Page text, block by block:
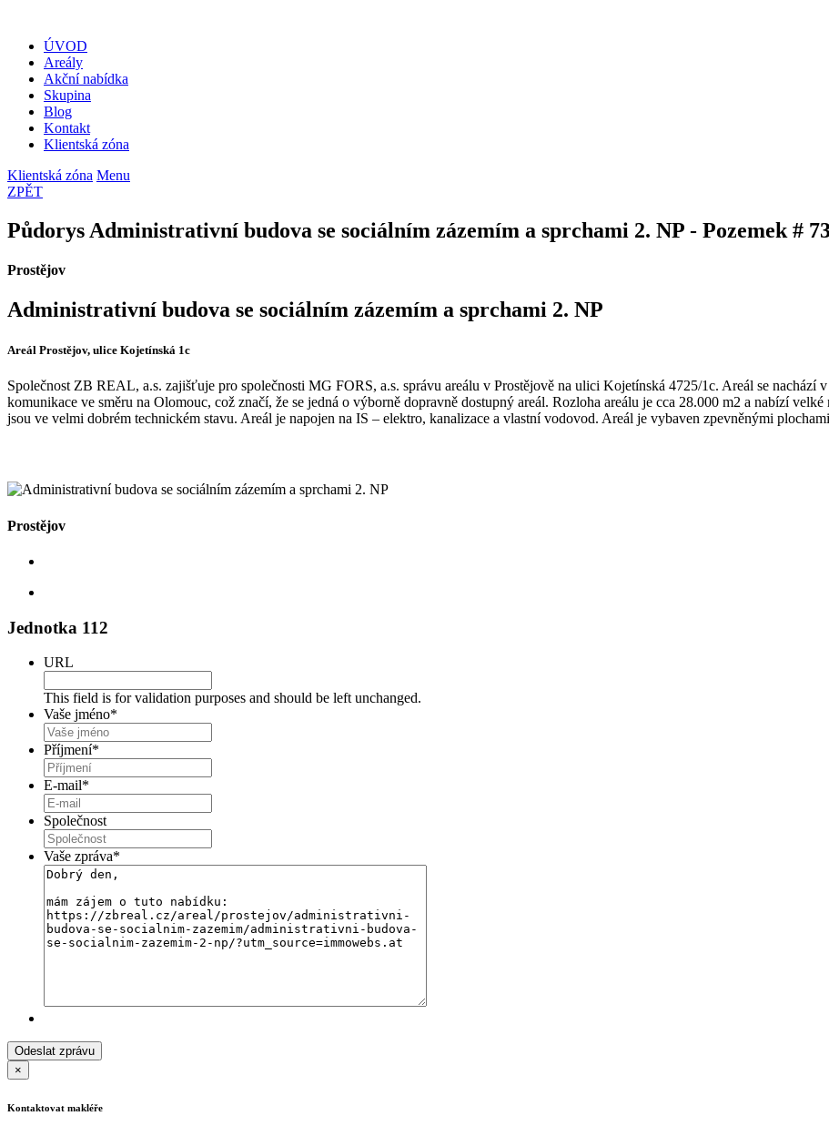
ÚVOD
Areály
Akční nabídka
Skupina
Blog
Kontakt
Klientská zóna
Klientská zóna Menu
ZPĚT
Půdorys Administrativní budova se sociálním zázemím a sprchami 2. NP - Pozemek #
Prostějov
Administrativní budova se sociálním zázemím a sprchami 2. NP
Areál Prostějov, ulice Kojetínská 1c
Společnost ZB REAL, a.s. zajišťuje pro společnosti MG FORS, a.s. správu areálu v Prostějově na ulici Kojetínská 4725/1c. Areál se nachází
komunikace ve směru na Olomouc, což značí, že se jedná o výborně dopravně dostupný areál. Rozloha areálu je cca 28.000 m2 a nabízí
jsou ve velmi dobrém technickém stavu. Areál je napojen na IS – elektro, kanalizace a vlastní vodovod. Areál je vybaven zpevněnými
Prostějov
Jednotka 112
URL
This field is for validation purposes and should be left unchanged.
Vaše jméno*
Příjmení*
E-mail*
Společnost
Vaše zpráva*
×
Kontaktovat makléře